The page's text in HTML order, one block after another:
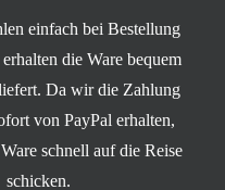
einfach bei Bestellung
die Ware bequem
Da wir die Zahlung
von PayPal erhalten,
schnell auf die Reise
schicken.